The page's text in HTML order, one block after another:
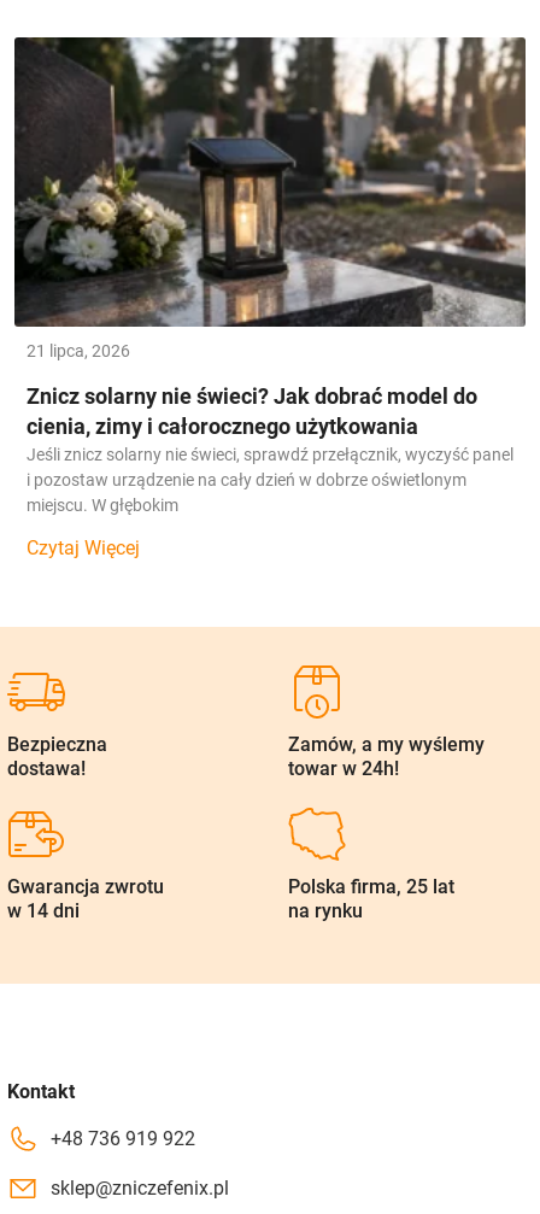
21 lipca, 2026
Znicz solarny nie świeci? Jak dobrać model do
cienia, zimy i całorocznego użytkowania
Jeśli znicz solarny nie świeci, sprawdź przełącznik, wyczyść panel
i pozostaw urządzenie na cały dzień w dobrze oświetlonym
miejscu. W głębokim
Czytaj Więcej
Bezpieczna
dostawa!
Zamów, a my wyślemy
towar w 24h!
Gwarancja zwrotu
w 14 dni
Polska firma, 25 lat
na rynku
Kontakt
+48 736 919 922
sklep@zniczefenix.pl